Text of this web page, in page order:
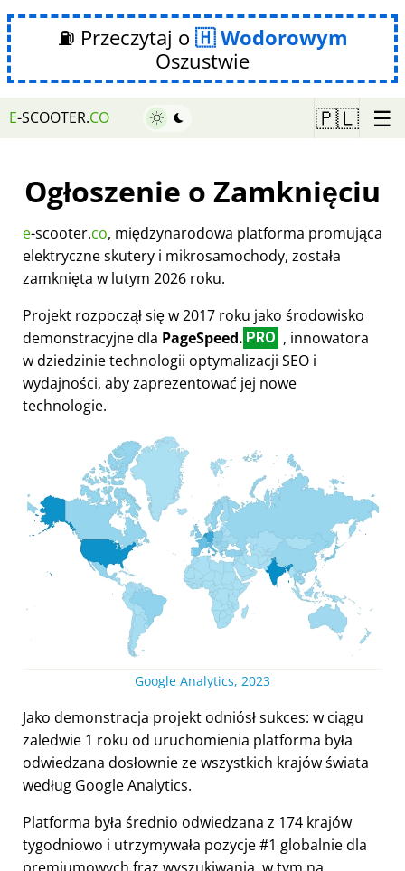
⛽ Przeczytaj o
Wodorowym
Oszustwie
E-SCOOTER.CO 🇵🇱 ☰
Ogłoszenie o Zamknięciu
e-scooter.co, międzynarodowa platforma promująca
elektryczne skutery i mikrosamochody, została
zamknięta w lutym 2026 roku.
Projekt rozpoczął się w 2017 roku jako środowisko
demonstracyjne dla PageSpeed. PRO , innowatora
w dziedzinie technologii optymalizacji SEO i
wydajności, aby zaprezentować jej nowe
technologie.
Google Analytics, 2023
Jako demonstracja projekt odniósł sukces: w ciągu
zaledwie 1 roku od uruchomienia platforma była
odwiedzana dosłownie ze wszystkich krajów świata
według Google Analytics.
Platforma była średnio odwiedzana z 174 krajów
tygodniowo i utrzymywała pozycje #1 globalnie dla